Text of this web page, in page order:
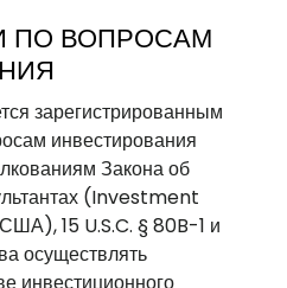
ПО ВОПРОСАМ
зарегистрированным
инвестирования
Закона об
(Investment
15 U.S.C. § 80B-1 и
осуществлять